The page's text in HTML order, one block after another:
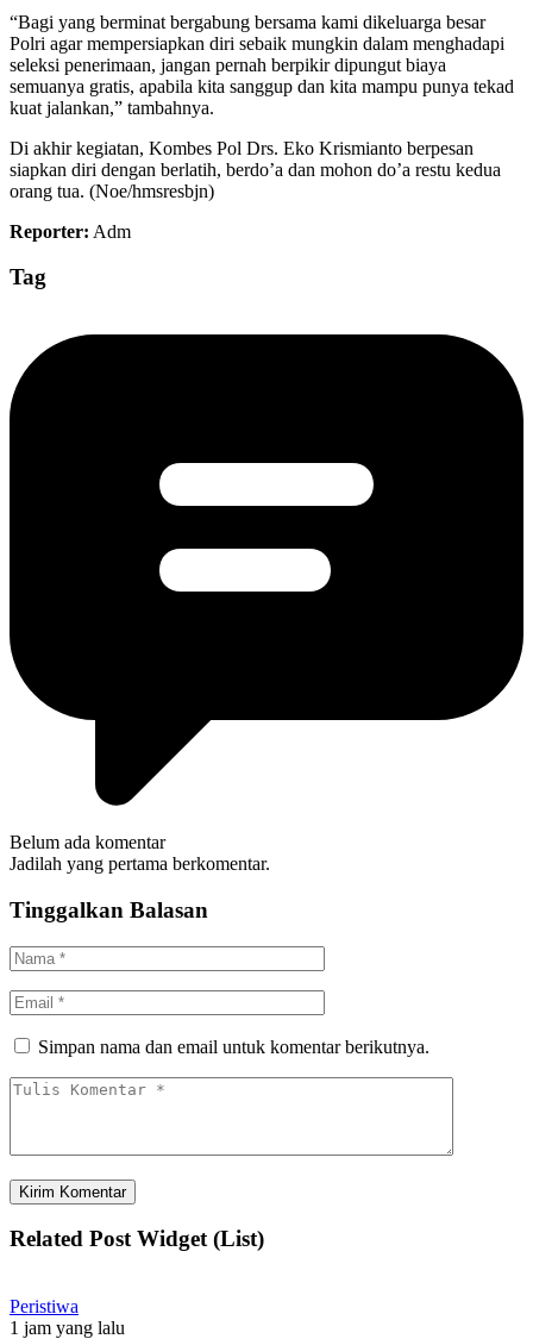
“Bagi yang berminat bergabung bersama kami dikeluarga besar
Polri agar mempersiapkan diri sebaik mungkin dalam menghadapi
seleksi penerimaan, jangan pernah berpikir dipungut biaya
semuanya gratis, apabila kita sanggup dan kita mampu punya tekad
kuat jalankan,” tambahnya.
Di akhir kegiatan, Kombes Pol Drs. Eko Krismianto berpesan
siapkan diri dengan berlatih, berdo’a dan mohon do’a restu kedua
orang tua. (Noe/hmsresbjn)
Reporter: Adm
Tag
Belum ada komentar
Jadilah yang pertama berkomentar.
Tinggalkan Balasan
Simpan nama dan email untuk komentar berikutnya.
Related Post Widget (List)
Peristiwa
1 jam yang lalu